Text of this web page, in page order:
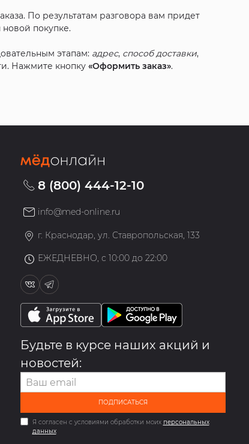
По результатам разговора вам придет
покупке.
этапам: адрес, способ доставки,
Нажмите кнопку«Оформить заказ».
8 (800) 444-12-10
info@med-online.ru
г. Краснодар, ул. Ставропольская, 133
ЕЖЕДНЕВНО, с 10:00 до 22:00
Будьте в курсе наших акций и
новостей:
ПОДПИСАТЬСЯ
Я согласен с условиями обработки моих персональных
данных